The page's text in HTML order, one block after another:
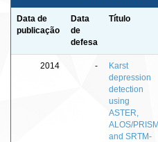
Data de
publicação
Data
de
defesa
Título
2014 -
Karst
depression
detection
using
ASTER,
ALOS/PRISM
and SRTM-